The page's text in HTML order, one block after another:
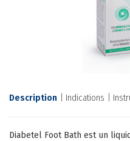
Description Indications
Diabetel Foot Bath est un